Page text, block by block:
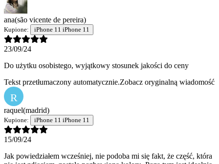
ana(são vicente de pereira)
Kupione: iPhone 11 iPhone 11
23/09/24
Do użytku osobistego, wyjątkowy stosunek jakości do ceny
Tekst przetłumaczony automatycznie.Zobacz oryginalną wiadomość
R
raquel(madrid)
Kupione: iPhone 11 iPhone 11
15/09/24
Jak powiedziałem wcześniej, nie podoba mi się fakt, że część, która